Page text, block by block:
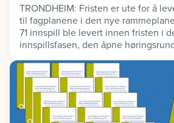
TRONDHEIM: Fristen er ute for å
til fagplanene i den nye
71 innspill ble levert innen fristen i
innspillsfasen, den åpne